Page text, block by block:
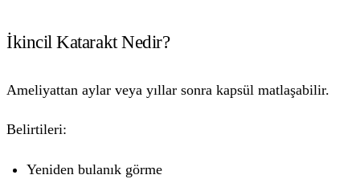
İkincil Katarakt Nedir?
Ameliyattan aylar veya yıllar sonra kapsül matlaşabilir.
Belirtileri:
Yeniden bulanık görme